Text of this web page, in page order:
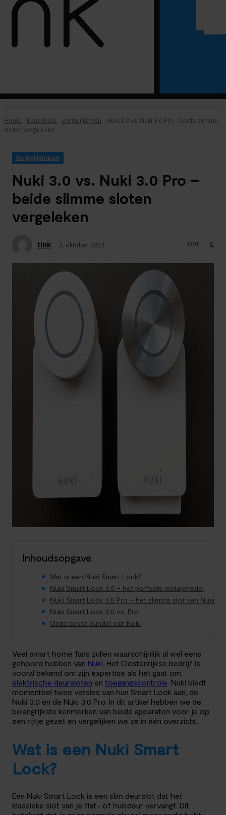
Home Keuzehulp Vergelijkingen
Nuki 3.0 vs. Nuki 3.0 Pro - beide slimme
sloten vergeleken
Vergelijkingen
Nuki 3.0 vs. Nuki 3.0 Pro –
beide slimme sloten
vergeleken
tink 2. oktober 2023 0
1391
Inhoudsopgave
Wat is een Nuki Smart Lock?
Nuki Smart Lock 3.0 – het perfecte instapmodel
Nuki Smart Lock 3.0 Pro – het slimste slot van Nuki
Nuki Smart Lock 3.0 vs. Pro
Onze beste bundel van Nuki
Veel smart home fans zullen waarschijnlijk al wel eens
gehoord hebben van Nuki. Het Oostenrijkse bedrijf is
vooral bekend om zijn expertise als het gaat om
elektrische deursloten en toegangscontrole. Nuki biedt
momenteel twee versies van hun Smart Lock aan, de
Nuki 3.0 en de Nuki 3.0 Pro. In dit artikel hebben we de
belangrijkste kenmerken van beide apparaten voor je op
een rijtje gezet en vergelijken we ze in één overzicht.
Wat is een Nuki Smart
Lock?
Een Nuki Smart Lock is een slim deurslot dat het
klassieke slot van je flat- of huisdeur vervangt. Dit